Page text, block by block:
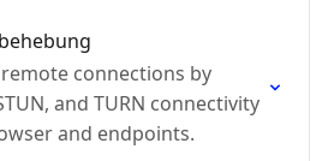
connections by
and TURN connectivity
and endpoints.